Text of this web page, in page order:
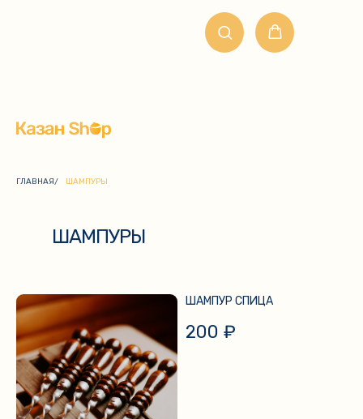
ГЛАВНАЯ/ ШАМПУРЫ
ШАМПУРЫ
ШАМПУР СПИЦА
200 ₽